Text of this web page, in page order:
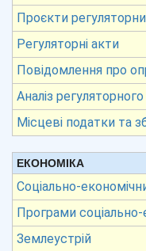
Проєкти
Регуляторні акти
Повідомлення про
Аналіз
Місцеві податки та
ЕКОНОМІКА
Соціально-
Програми
Землеустрій